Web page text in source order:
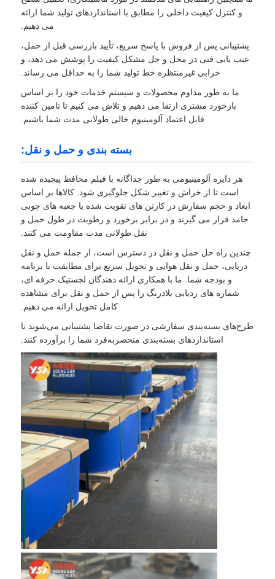
و کنترل کیفیت داخلی را مطابق با استانداردهای تولید شما ارائه
می دهیم.
پشتیبانی پس از فروش با پاسخ سریع، تأیید بازرسی قبل از حمل،
عیب یابی فنی در محل و حل مشکل کیفیت را پوشش می دهد، و
خرابی غیرمنتظره خط تولید شما را به حداقل می رساند.
ما به طور مداوم محصولات و سیستم خدمات خود را بر اساس
بازخورد مشتری ارتقا می دهیم و تلاش می کنیم تا تامین کننده
قابل اعتماد آلومینیوم خالی طولانی مدت شما باشیم.
بسته بندی و حمل و نقل:
هر دایره آلومینیومی به طور جداگانه با فیلم محافظ پیچیده شده
است تا از خراش و تغییر شکل جلوگیری شود. کالاها بر اساس
ابعاد و حجم سفارش در کارتن های تقویت شده یا جعبه های چوبی
جامد قرار می گیرند و در برابر برخورد و رطوبت در طول حمل و
نقل طولانی مدت مقاومت می کنند.
چندین راه حل حمل و نقل در دسترس است، از جمله حمل و نقل
دریایی، حمل و نقل هوایی و تحویل سریع برای مطابقت با برنامه
و بودجه شما. ما با همکاری ارائه دهندگان لجستیک حرفه ای،
شماره های ردیابی بلادرنگ را پس از حمل و نقل برای مشاهده
کامل تحویل ارائه می دهیم.
طرح‌های بسته‌بندی سفارشی در صورت تقاضا پشتیبانی می‌شوند تا
استانداردهای بسته‌بندی منحصربه‌فرد شما را برآورده کنند.